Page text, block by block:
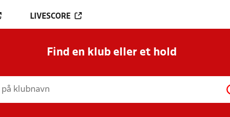
LIVESCORE
Find en klub eller et hold